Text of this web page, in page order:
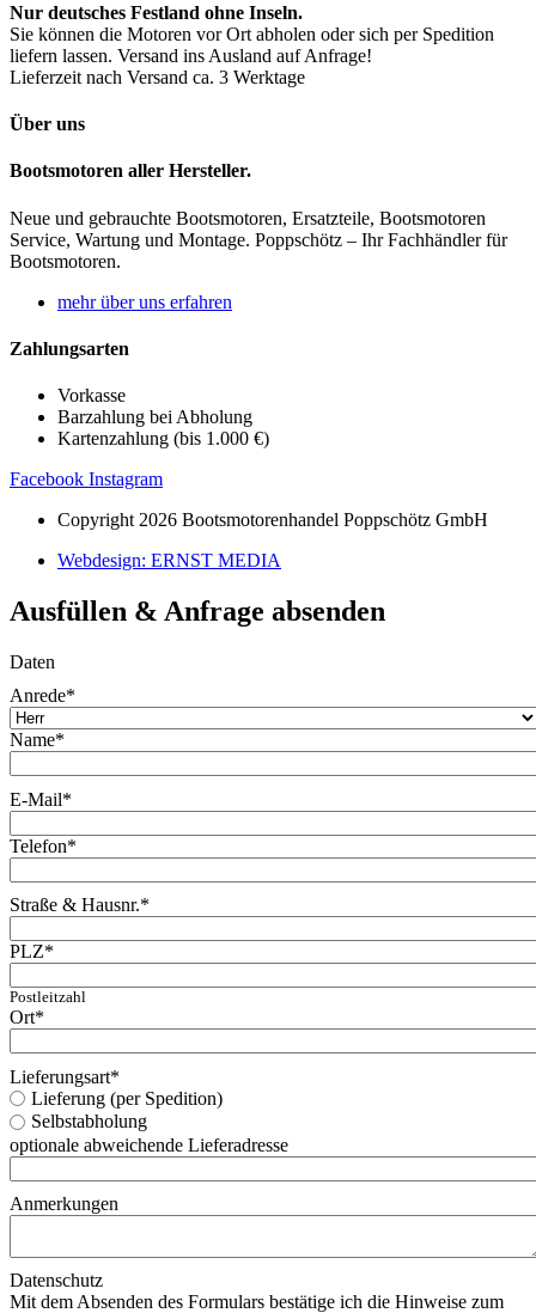
Nur deutsches Festland ohne Inseln.
Sie können die Motoren vor Ort abholen oder sich per Spedition
liefern lassen. Versand ins Ausland auf Anfrage!
Lieferzeit nach Versand ca. 3 Werktage
Über uns
Bootsmotoren aller Hersteller.
Neue und gebrauchte Bootsmotoren, Ersatzteile, Bootsmotoren
Service, Wartung und Montage. Poppschötz – Ihr Fachhändler für
Bootsmotoren.
mehr über uns erfahren
Zahlungsarten
Vorkasse
Barzahlung bei Abholung
Kartenzahlung (bis 1.000 €)
Facebook Instagram
Copyright 2026 Bootsmotorenhandel Poppschötz GmbH
Webdesign: ERNST MEDIA
Ausfüllen & Anfrage absenden
Daten
Anrede*
Name*
E-Mail*
Telefon*
Straße & Hausnr.*
PLZ*
Postleitzahl
Ort*
Lieferungsart*
Lieferung (per Spedition)
Selbstabholung
optionale abweichende Lieferadresse
Anmerkungen
Datenschutz
Mit dem Absenden des Formulars bestätige ich die Hinweise zum